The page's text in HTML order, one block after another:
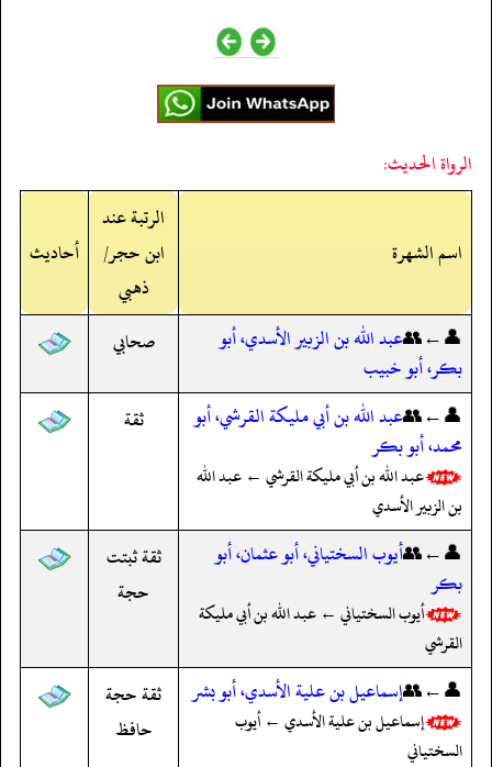
الرواة الحديث:
اسم الشهرة
الرتبة عند
ابن حجر/
ذهبي
أحاديث
👤←👥عبد الله بن الزبير الأسدي، أبو
بكر، أبو خبيب
صحابي
👤←👥عبد الله بن أبي مليكة القرشي، أبو
محمد، أبو بكر
عبد الله بن أبي مليكة القرشي ← عبد الله
بن الزبير الأسدي
ثقة
👤←👥أيوب السختياني، أبو عثمان، أبو
بكر
أيوب السختياني ← عبد الله بن أبي مليكة
القرشي
ثقة ثبتت
حجة
👤←👥إسماعيل بن علية الأسدي، أبو بشر
إسماعيل بن علية الأسدي ← أيوب
السختياني
ثقة حجة
حافظ